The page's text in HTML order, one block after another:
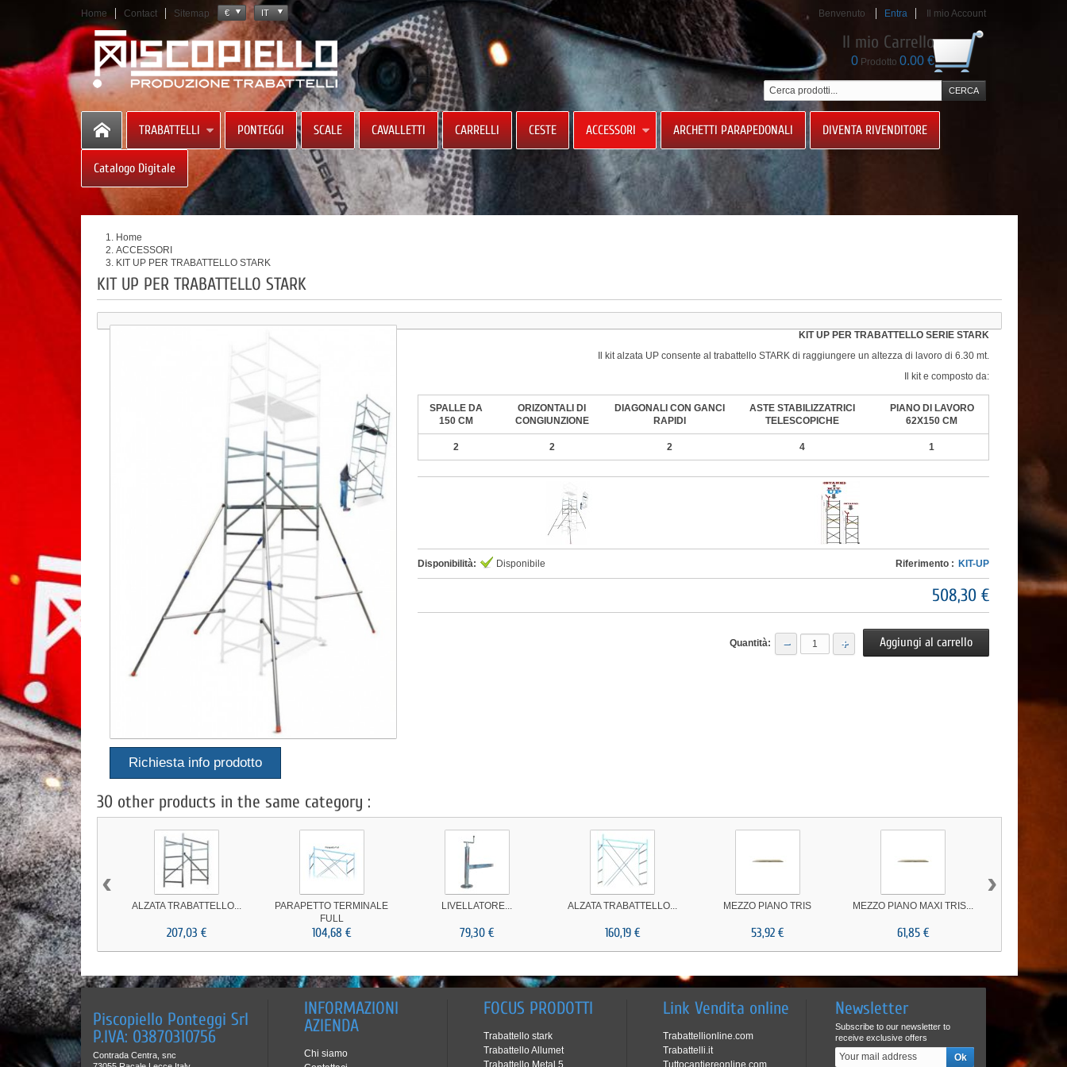
Home Contact Sitemap € IT Benvenuto Entra Il mio Account
Il mio Carrello
0 Prodotto 0.00 €
TRABATTELLI PONTEGGI SCALE CAVALLETTI CARRELLI CESTE ACCESSORI ARCHETTI PARAPEDONALI DIVENTA RIVENDITORE
Catalogo Digitale
Home
ACCESSORI
KIT UP PER TRABATTELLO STARK
KIT UP PER TRABATTELLO STARK
Richiesta info prodotto
KIT UP PER TRABATTELLO SERIE STARK
Il kit alzata UP consente al trabattello STARK di raggiungere un altezza di lavoro di 6.30 mt.
Il kit e composto da:
SPALLE DA
150 CM
ORIZONTALI DI
CONGIUNZIONE
DIAGONALI CON GANCI
RAPIDI
ASTE STABILIZZATRICI
TELESCOPICHE
PIANO DI LAVORO
62X150 CM
2 2 2 4 1
Disponibilità: Disponibile Riferimento : KIT-UP
508,30 €
Quantità: − +
30 other products in the same category :
ALZATA TRABATTELLO...
207,03 €
PARAPETTO TERMINALE
FULL
104,68 €
LIVELLATORE...
79,30 €
ALZATA TRABATTELLO...
160,19 €
MEZZO PIANO TRIS
53,92 €
MEZZO PIANO MAXI TRIS...
61,85 €
‹ ›
Piscopiello Ponteggi Srl
P.IVA: 03870310756
Contrada Centra, snc
INFORMAZIONI
AZIENDA
Chi siamo
FOCUS PRODOTTI
Trabattello stark
Trabattello Allumet
Trabattello Metal 5
Link Vendita online
Trabattellionline.com
Trabattelli.it
Tuttocantiereonline.com
Newsletter
Subscribe to our newsletter to
receive exclusive offers